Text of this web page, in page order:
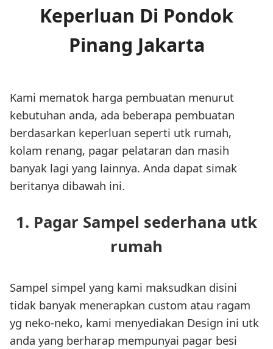
Keperluan Di Pondok
Pinang Jakarta
Kami mematok harga pembuatan menurut
kebutuhan anda, ada beberapa pembuatan
berdasarkan keperluan seperti utk rumah,
kolam renang, pagar pelataran dan masih
banyak lagi yang lainnya. Anda dapat simak
beritanya dibawah ini.
1. Pagar Sampel sederhana utk
rumah
Sampel simpel yang kami maksudkan disini
tidak banyak menerapkan custom atau ragam
yg neko-neko, kami menyediakan Design ini utk
anda yang berharap mempunyai pagar besi